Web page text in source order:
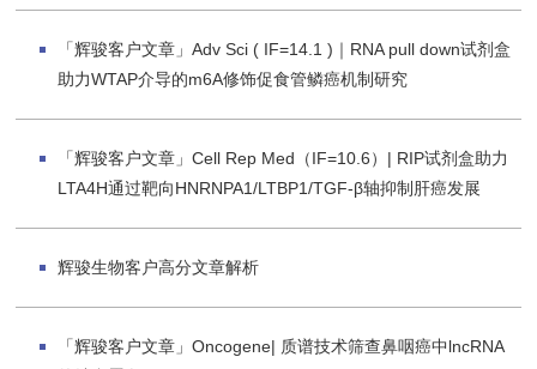
「辉骏客户文章」Adv Sci ( IF=14.1 )｜RNA pull down试剂盒
助力WTAP介导的m6A修饰促食管鳞癌机制研究
「辉骏客户文章」Cell Rep Med（IF=10.6）| RIP试剂盒助力
LTA4H通过靶向HNRNPA1/LTBP1/TGF-β轴抑制肝癌发展
辉骏生物客户高分文章解析
「辉骏客户文章」Oncogene| 质谱技术筛查鼻咽癌中lncRNA